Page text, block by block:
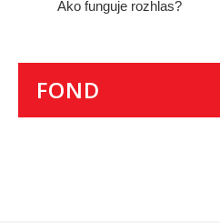
Ako funguje rozhlas?
FOND